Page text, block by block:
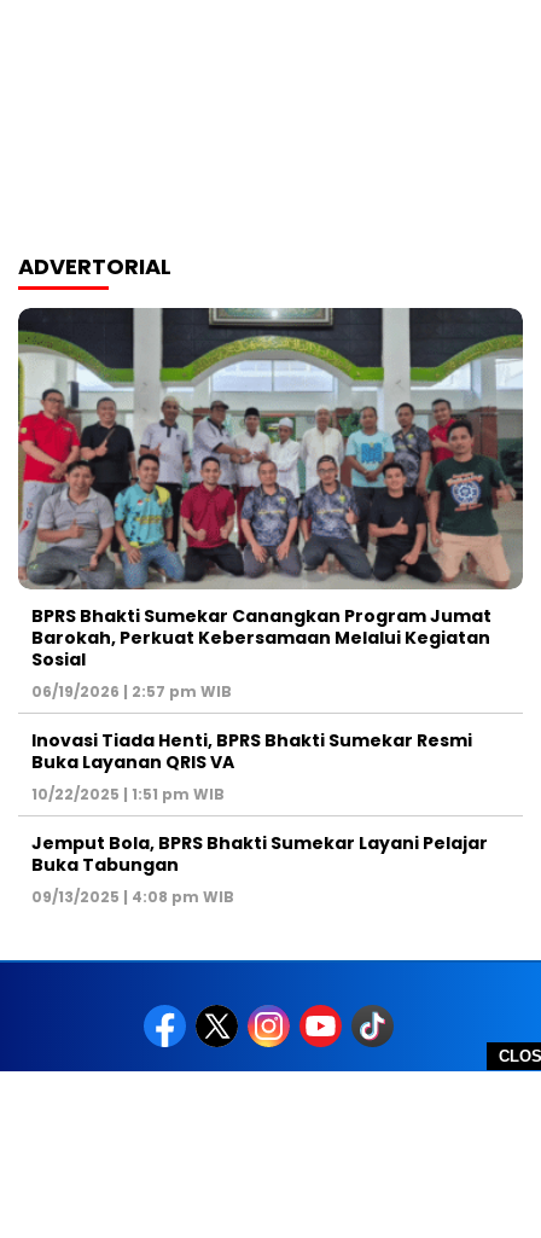
ADVERTORIAL
BPRS Bhakti Sumekar Canangkan Program Jumat
Barokah, Perkuat Kebersamaan Melalui Kegiatan
Sosial
06/19/2026 | 2:57 pm WIB
Inovasi Tiada Henti, BPRS Bhakti Sumekar Resmi
Buka Layanan QRIS VA
10/22/2025 | 1:51 pm WIB
Jemput Bola, BPRS Bhakti Sumekar Layani Pelajar
Buka Tabungan
09/13/2025 | 4:08 pm WIB